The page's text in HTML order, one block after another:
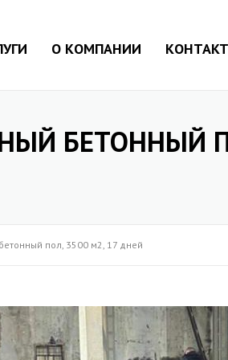
О КОМПАНИИ
БЕТОННЫЙ
пол, 3500 м2, 17 дней